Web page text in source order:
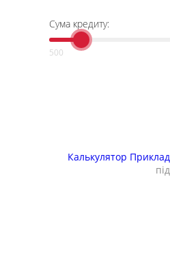
Сума кредиту:
Калькулятор